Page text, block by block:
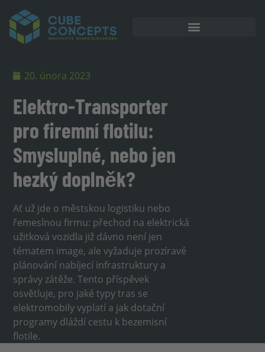
20. února 2023
Elektro-Transporter
pro firemní flotilu:
Smysluplné, nebo jen
hezký doplněk?
Ať už jde o městskou logistiku nebo
řemeslnou firmu: přechod na elektrická
užitková vozidla již dávno není jen
tématem image, ale vyžaduje prozíravé
plánování nabíjecí infrastruktury a
správy zátěže. Tento příspěvek
osvětluje, pro jaké typy tras se
elektromobily vyplatí a jak dotační
programy dláždí cestu k bezemisní
flotile.